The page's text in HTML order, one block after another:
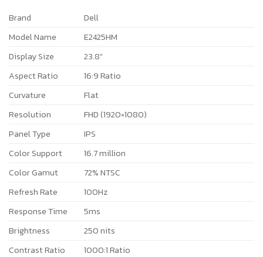
Brand
Dell
Model Name
E2425HM
Display Size
23.8″
Aspect Ratio
16:9 Ratio
Curvature
Flat
Resolution
FHD (1920×1080)
Panel Type
IPS
Color Support
16.7 million
Color Gamut
72% NTSC
Refresh Rate
100Hz
Response Time
5ms
Brightness
250 nits
Contrast Ratio
1000:1 Ratio